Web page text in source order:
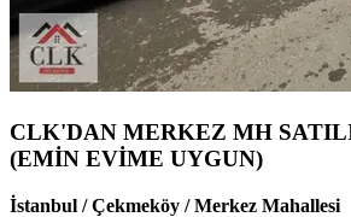
CLK'DAN MERKEZ MH
(EMİN EVİME UYGUN)
İstanbul / Çekmeköy / Merkez Mahallesi